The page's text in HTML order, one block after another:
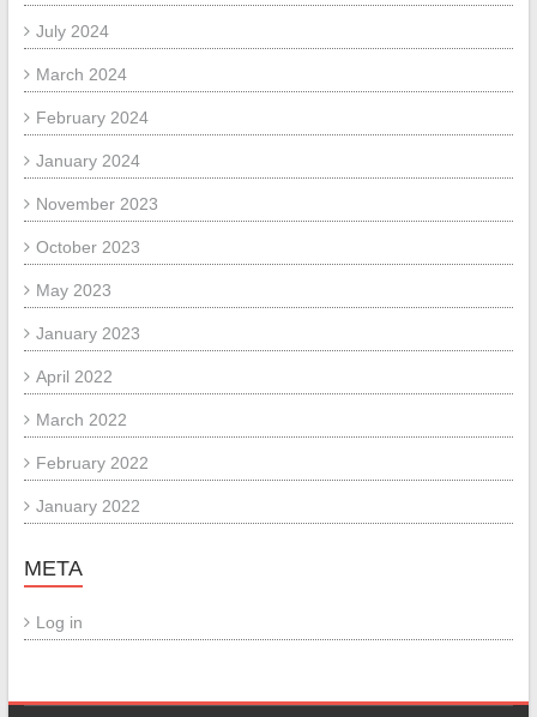
July 2024
March 2024
February 2024
January 2024
November 2023
October 2023
May 2023
January 2023
April 2022
March 2022
February 2022
January 2022
META
Log in